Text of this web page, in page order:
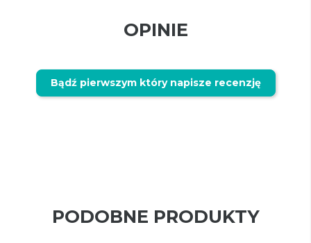
OPINIE
Bądź pierwszym który napisze recenzję
PODOBNE PRODUKTY